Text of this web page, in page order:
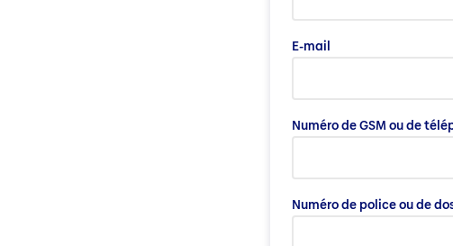
E-mail
Numéro de GSM ou de
Numéro de police ou de